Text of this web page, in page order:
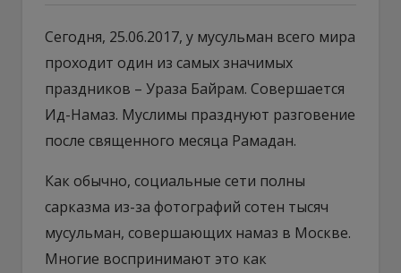
Сегодня, 25.06.2017, у мусульман всего мира
проходит один из самых значимых
праздников – Ураза Байрам. Совершается
Ид-Намаз. Муслимы празднуют разговение
после священного месяца Рамадан.
Как обычно, социальные сети полны
сарказма из-за фотографий сотен тысяч
мусульман, совершающих намаз в Москве.
Многие воспринимают это как